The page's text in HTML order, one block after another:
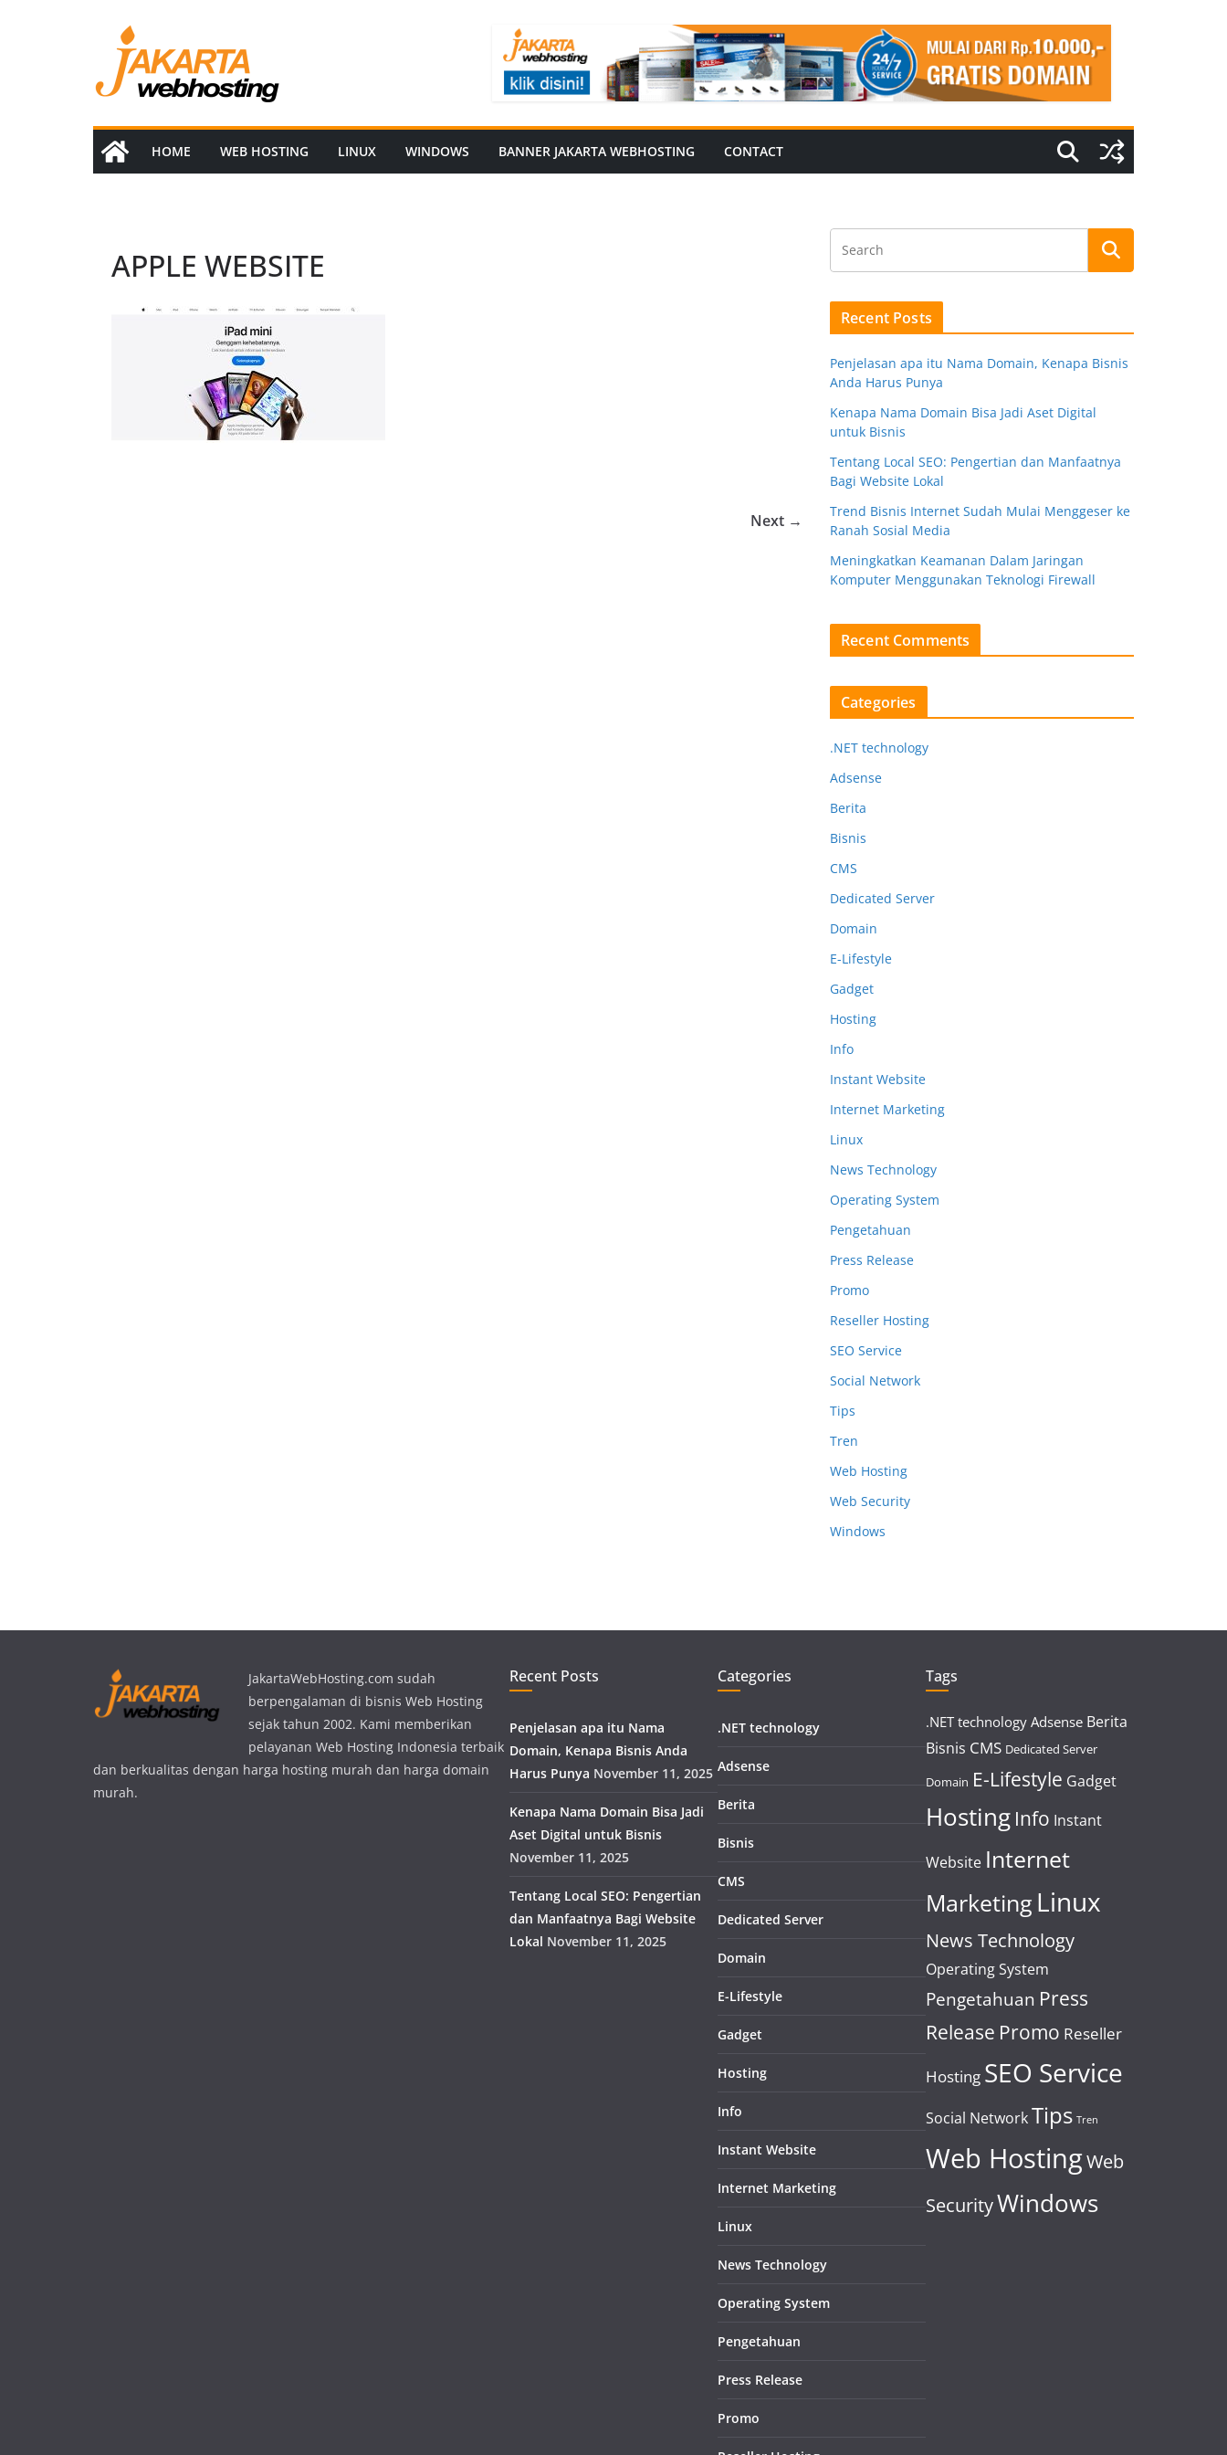
HOME WEB HOSTING LINUX WINDOWS BANNER JAKARTA WEBHOSTING CONTACT
APPLE WEBSITE
Next →
Recent Posts
Penjelasan apa itu Nama Domain, Kenapa Bisnis
Anda Harus Punya
Kenapa Nama Domain Bisa Jadi Aset Digital
untuk Bisnis
Tentang Local SEO: Pengertian dan Manfaatnya
Bagi Website Lokal
Trend Bisnis Internet Sudah Mulai Menggeser ke
Ranah Sosial Media
Meningkatkan Keamanan Dalam Jaringan
Komputer Menggunakan Teknologi Firewall
Recent Comments
Categories
.NET technology
Adsense
Berita
Bisnis
CMS
Dedicated Server
Domain
E-Lifestyle
Gadget
Hosting
Info
Instant Website
Internet Marketing
Linux
News Technology
Operating System
Pengetahuan
Press Release
Promo
Reseller Hosting
SEO Service
Social Network
Tips
Tren
Web Hosting
Web Security
Windows
JakartaWebHosting.com sudah
berpengalaman di bisnis Web Hosting
sejak tahun 2002. Kami memberikan
pelayanan Web Hosting Indonesia terbaik
dan berkualitas dengan harga hosting murah dan harga domain
murah.
Recent Posts
Penjelasan apa itu Nama
Domain, Kenapa Bisnis Anda
Harus Punya November 11, 2025
Kenapa Nama Domain Bisa Jadi
Aset Digital untuk Bisnis
November 11, 2025
Tentang Local SEO: Pengertian
dan Manfaatnya Bagi Website
Lokal November 11, 2025
Categories
.NET technology
Adsense
Berita
Bisnis
CMS
Dedicated Server
Domain
E-Lifestyle
Gadget
Hosting
Info
Instant Website
Internet Marketing
Linux
News Technology
Operating System
Pengetahuan
Press Release
Promo
Tags
.NET technology Adsense Berita
Bisnis CMS Dedicated Server
Domain E-Lifestyle Gadget
Hosting Info Instant
Website Internet
Marketing Linux
News Technology
Operating System
Pengetahuan Press
Release Promo Reseller
Hosting SEO Service
Social NetworkTips Tren
Web HostingWeb
SecurityWindows